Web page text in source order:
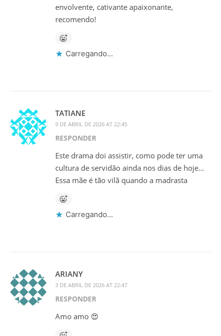
envolvente, cativante apaixonante,
recomendo!
Carregando...
TATIANE
9 DE ABRIL DE 2026 AT 22:45
RESPONDER
Este drama doi assistir, como pode ter uma
cultura de servidão ainda nos dias de hoje…
Essa mãe é tão vilã quando a madrasta
Carregando...
ARIANY
3 DE ABRIL DE 2026 AT 22:47
RESPONDER
Amo amo 😍